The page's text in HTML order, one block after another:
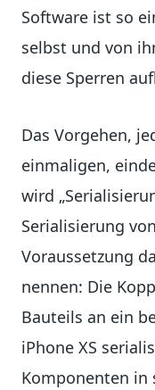
Software ist so
selbst und von
diese Sperren
Das Vorgehen,
einmaligen,
wird
Serialisierung
Voraussetzung
nennen: Die
Bauteils an ein
iPhone XS
Komponenten in